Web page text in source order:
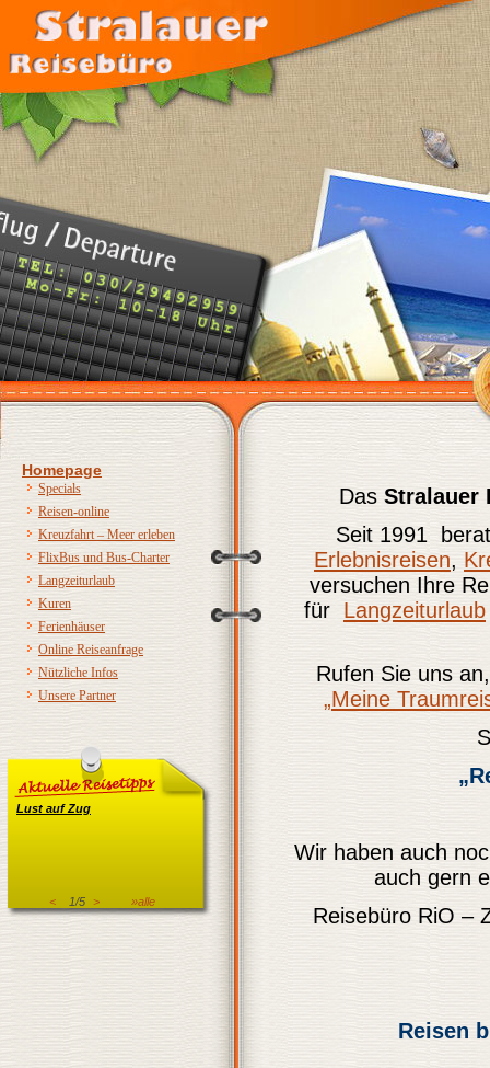
Homepage
Specials
Reisen-online
Kreuzfahrt – Meer erleben
FlixBus und Bus-Charter
Langzeiturlaub
Kuren
Ferienhäuser
Online Reiseanfrage
Nützliche Infos
Unsere Partner
Lust auf Zug
< 1/5 > »alle
Das Stralauer
Seit 1991
Erlebnisreisen,
versuchen Ihre
für Langzeiturlaub
Rufen Sie uns
„Meine
Wir haben auch
auch gern
Reisebüro RiO –
Reisen